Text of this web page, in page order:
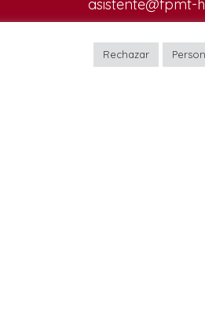
asistente@fpmt-
Avda. de Pedro
(duplicado)
Rechazar